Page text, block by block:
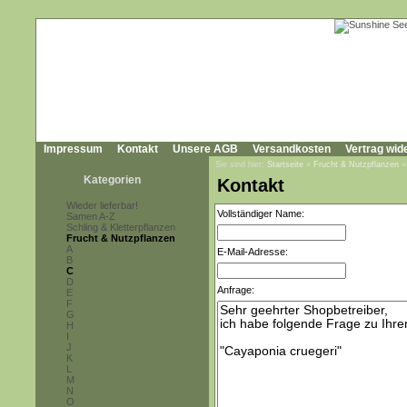
Impressum Kontakt Unsere AGB Versandkosten Vertrag
Kategorien
Wieder lieferbar!
Samen A-Z
Schling & Kletterpflanzen
Frucht & Nutzpflanzen
A
B
C
D
E
F
G
H
I
J
K
L
M
N
O
Sie sind hier: Startseite » Frucht & Nutzpflanzen
Kontakt
Vollständiger Name:
E-Mail-Adresse:
Anfrage: